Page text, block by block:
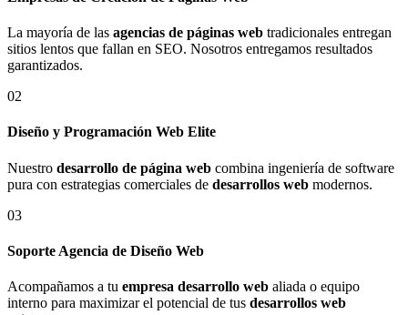
La mayoría de las agencias de páginas web tradicionales entregan
sitios lentos que fallan en SEO. Nosotros entregamos resultados
garantizados.
02
Diseño y Programación Web Elite
Nuestro desarrollo de página web combina ingeniería de software
pura con estrategias comerciales de desarrollos web modernos.
03
Soporte Agencia de Diseño Web
Acompañamos a tu empresa desarrollo web aliada o equipo
interno para maximizar el potencial de tus desarrollos web